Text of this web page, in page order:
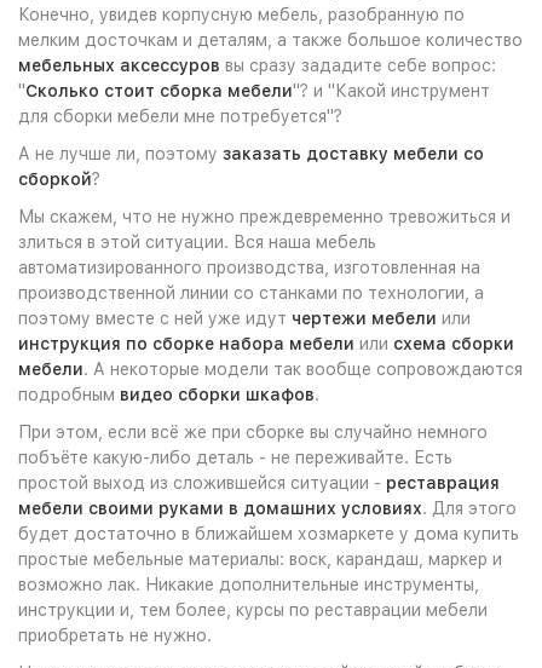
Конечно, увидев корпусную мебель, разобранную по
мелким досточкам и деталям, а также большое количество
мебельных аксессуров вы сразу зададите себе вопрос:
"Сколько стоит сборка мебели"? и "Какой инструмент
для сборки мебели мне потребуется"?
А не лучше ли, поэтому заказать доставку мебели со
сборкой?
Мы скажем, что не нужно преждевременно тревожиться и
злиться в этой ситуации. Вся наша мебель
автоматизированного производства, изготовленная на
производственной линии со станками по технологии, а
поэтому вместе с ней уже идут чертежи мебели или
инструкция по сборке набора мебели или схема сборки
мебели. А некоторые модели так вообще сопровождаются
подробным видео сборки шкафов.
При этом, если всё же при сборке вы случайно немного
побъёте какую-либо деталь - не переживайте. Есть
простой выход из сложившейся ситуации - реставрация
мебели своими руками в домашних условиях. Для этого
будет достаточно в ближайшем хозмаркете у дома купить
простые мебельные материалы: воск, карандаш, маркер и
возможно лак. Никакие дополнительные инструменты,
инструкции и, тем более, курсы по реставрации мебели
приобретать не нужно.